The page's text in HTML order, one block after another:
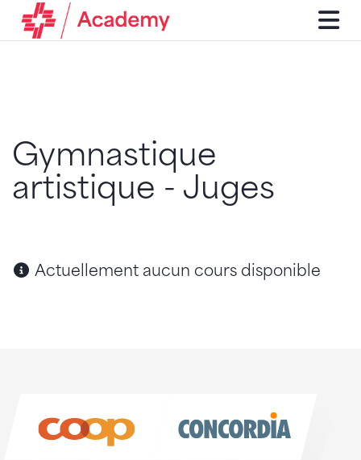
Gymnastique
artistique - Juges
Actuellement aucun cours disponible